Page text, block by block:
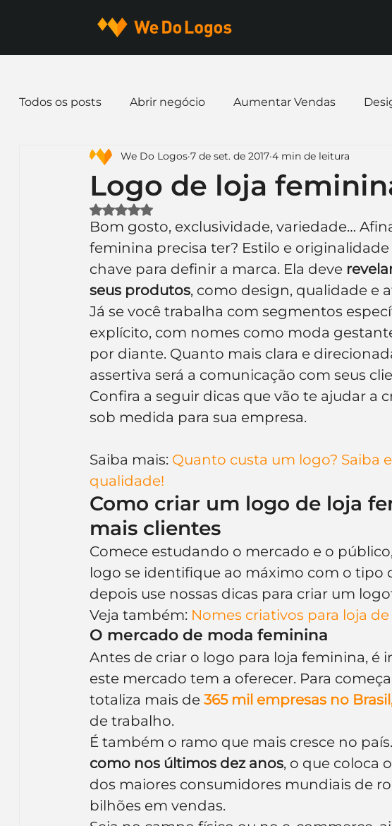
Todos os posts Abrir negócio Aumentar Vendas
Dicas de Marketing Email marketing Expandir
Identidade Visual
Ferramentas Mascotes Slogan Papelaria
Inteligência Artificial Embalagens nome de
Logo de loja
We Do Logos 7 de set. de 2017 4 min de leitura
Avaliado com NaN de 5 estrelas.
Bom gosto, exclusividade, variedade…
feminina precisa ter? Estilo e
chave para definir a marca. Ela deve
seus produtos, como design, qualidade e
Já se você trabalha com segmentos
explícito, com nomes como moda
por diante. Quanto mais clara e
assertiva será a comunicação com seus
Confira a seguir dicas que vão te ajudar a
sob medida para sua empresa.
Saiba mais: Quanto custa um logo? Saiba
qualidade!
Como criar um logo de loja
mais clientes
Comece estudando o mercado e o
logo se identifique ao máximo com o tipo
depois use nossas dicas para criar um
Veja também: Nomes criativos para loja
O mercado de moda feminina
Antes de criar o logo para loja feminina, é
este mercado tem a oferecer. Para
totaliza mais de 365 mil empresas no
de trabalho.
É também o ramo que mais cresce no país.
como nos últimos dez anos, o que coloca
dos maiores consumidores mundiais de
bilhões em vendas.